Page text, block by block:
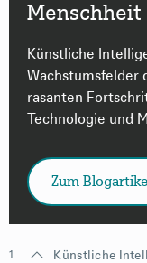
Menschheit
Künstliche
Wachstumsfelder
rasanten
Technologie und
Zum Blogartikel
1.
Künstliche